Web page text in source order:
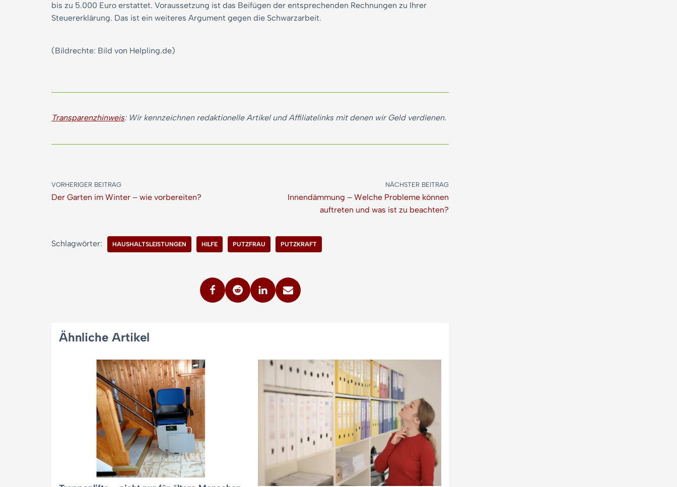
bis zu 5.000 Euro erstattet. Voraussetzung ist das Beifügen der entsprechenden Rechnungen zu Ihrer
Steuererklärung. Das ist ein weiteres Argument gegen die Schwarzarbeit.
(Bildrechte: Bild von Helpling.de)
Transparenzhinweis: Wir kennzeichnen redaktionelle Artikel und Affiliatelinks mit denen wir Geld verdienen.
VORHERIGER BEITRAG
Der Garten im Winter – wie vorbereiten?
NÄCHSTER BEITRAG
Innendämmung – Welche Probleme können
auftreten und was ist zu beachten?
Schlagwörter: HAUSHALTSLEISTUNGEN HILFE PUTZFRAU PUTZKRAFT
Ähnliche Artikel